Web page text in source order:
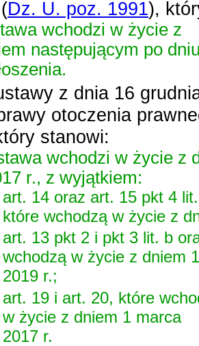
(Dz. U. poz. 1991),
wchodzi w życie z
następującym po
z dnia 16
otoczenia
stanowi:
wchodzi w życie z
r., z wyjątkiem:
art. 14 oraz art. 15 pkt 4
które wchodzą w życie z
art. 13 pkt 2 i pkt 3 lit. b
wchodzą w życie z dniem
2019 r.;
art. 19 i art. 20, które
w życie z dniem 1 marca
2017 r.